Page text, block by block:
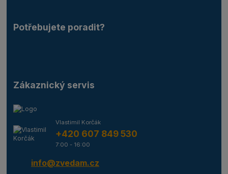
Potřebujete poradit?
Zákaznický servis
Vlastimil Korčák
+420 607 849 530
7:00 - 16:00
info@zvedam.cz